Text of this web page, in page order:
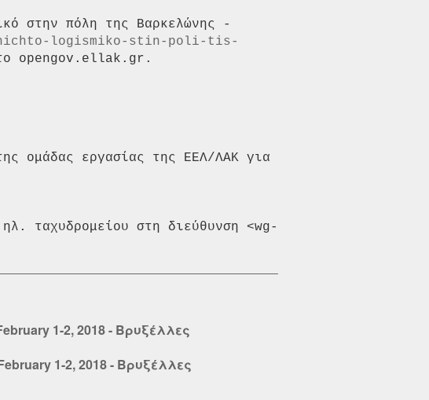
logismiko-stin-poli-tis-
opengov.ellak.gr.
ομάδας εργασίας της ΕΕΛ/ΛΑΚ για
ταχυδρομείου στη διεύθυνση <wg-
1-2, 2018 - Βρυξέλλες
1-2, 2018 - Βρυξέλλες